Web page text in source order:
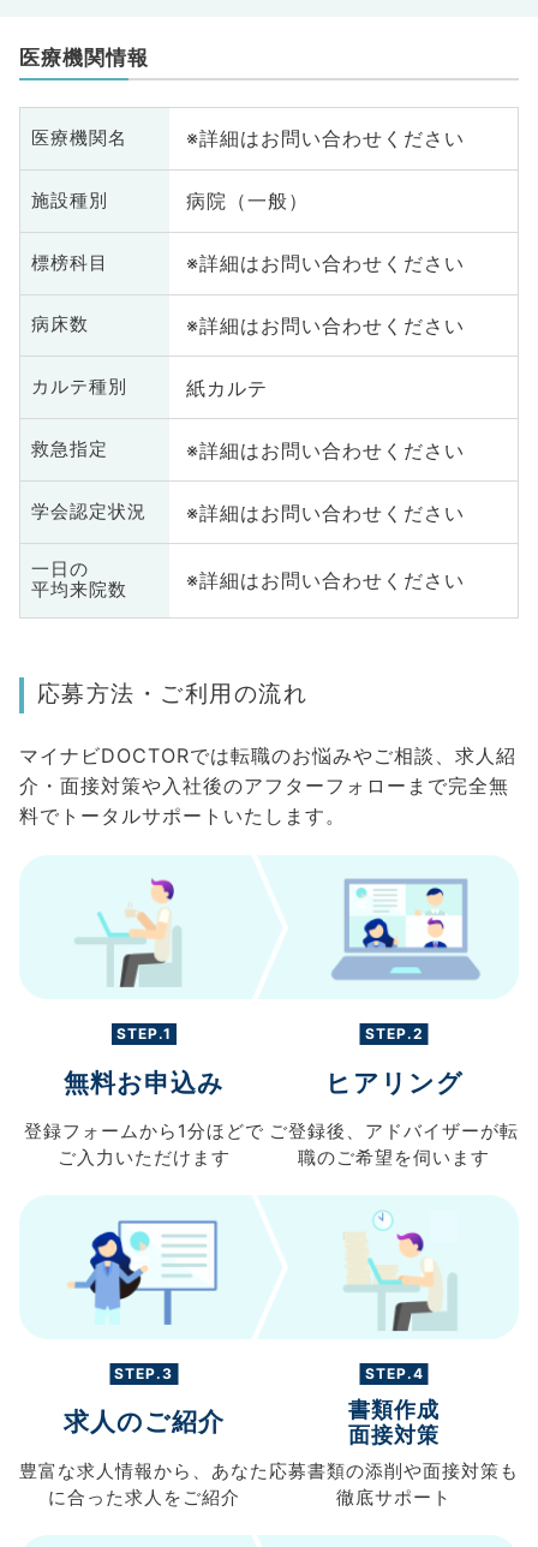
医療機関情報
医療機関名 ※詳細はお問い合わせください
施設種別 病院（一般）
標榜科目 ※詳細はお問い合わせください
病床数 ※詳細はお問い合わせください
カルテ種別 紙カルテ
救急指定 ※詳細はお問い合わせください
学会認定状況 ※詳細はお問い合わせください
一日の
平均来院数
※詳細はお問い合わせください
応募方法・ご利用の流れ
マイナビDOCTORでは転職のお悩みやご相談、求人紹
介・面接対策や入社後のアフターフォローまで完全無
料でトータルサポートいたします。
STEP.1
無料お申込み
登録フォームから 1分ほどで
ご入力 いただけます
STEP.2
ヒアリング
ご登録後、 アドバイザーが転
職のご希望を伺います
STEP.3
求人のご紹介
豊富な求人情報から、 あなた
に合った求人を ご紹介
STEP.4
書類作成
面接対策
応募書類の添削や面接対策も
徹底サポート